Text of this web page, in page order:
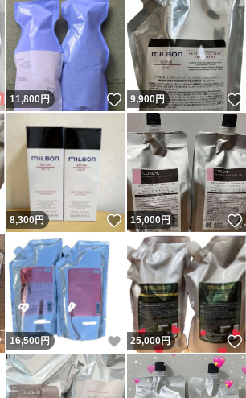
いいね！
11,800円 いいね！
9,900円
いいね！
8,300円 いいね！
15,000円
いいね！
16,500円 いいね！
25,000円